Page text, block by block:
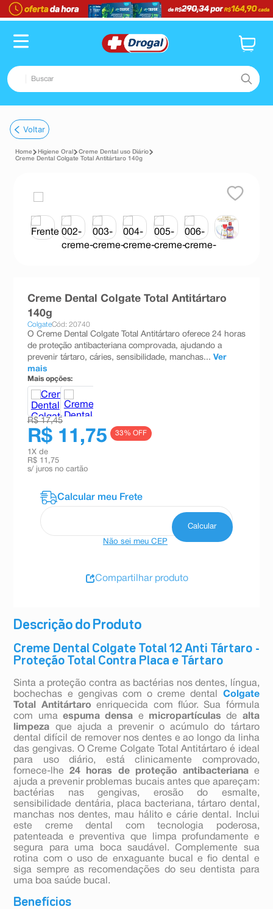
Buscar
1º fralda
2º dipirona
tadalafila
minoxidil
desodorante
absorvente
10ºshampoo
Voltar
Higiene Oral
Creme Dental uso Diário
Creme Dental Colgate Total Antitártaro 140g
Descrição do Produto
Creme Dental Colgate Total 12 Anti Tártaro -
Proteção Total Contra Placa e Tártaro
Sinta a proteção contra as bactérias nos dentes, língua,
bochechas e gengivas com o creme dental Colgate
Total Antitártaro enriquecida com flúor. Sua fórmula
com umaespuma densa e micropartículas de alta
limpeza que ajuda a prevenir o acúmulo do tártaro
dental difícil de remover nos dentes e ao longo da linha
das gengivas. O Creme Colgate Total Antitártaro é ideal
para uso diário, está clinicamente comprovado,
fornece-lhe24 horas de proteção antibacterianae
ajuda a prevenir problemas bucais antes que apareçam:
bactérias nas gengivas, erosão do esmalte,
sensibilidade dentária, placa bacteriana, tártaro dental,
manchas nos dentes, mau hálito e cárie dental. Inclui
este creme dental com tecnologia poderosa,
patenteada e preventiva que limpa profundamente e
segura para uma boca saudável. Complemente sua
rotina com o uso de enxaguante bucal e fio dental e
siga sempre as recomendações do seu dentista para
uma boa saúde bucal.
Benefícios
Creme Dental Colgate Total Antitártaro
140g
ColgateCód: 20740
O Creme Dental Colgate Total Antitártaro oferece 24 horas
de proteção antibacteriana comprovada, ajudando a
prevenir tártaro, cáries, sensibilidade, manchas... Ver
mais
Mais opções:
R$ 17,45
R$ 11,75 33% OFF
1 X de
R$ 11,75
s/ juros no cartão
Não sei meu CEP
Compartilhar produto